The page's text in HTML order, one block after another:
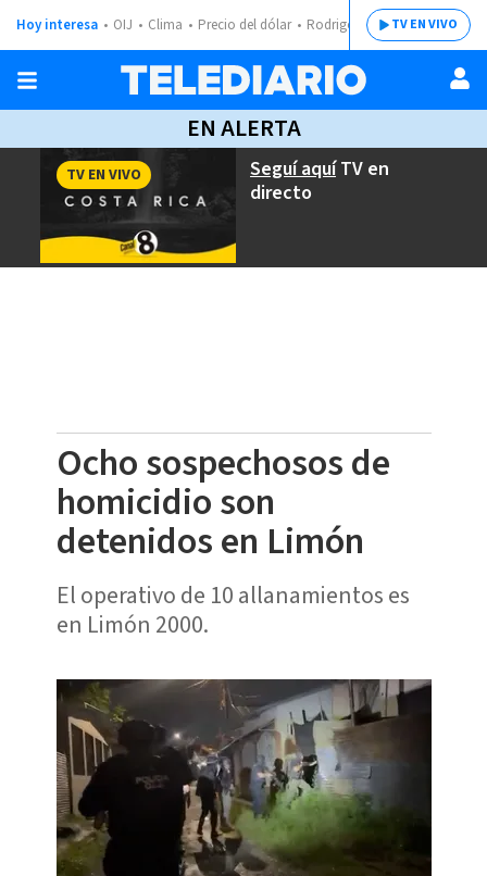
Hoy interesa OIJ Clima Precio del dólar Rodrigo ChavesTV EN VIVO
EN ALERTA
Seguí aquíTV en
directo
TV EN VIVO
Ocho sospechosos de
homicidio son
detenidos en Limón
El operativo de 10 allanamientos es
en Limón 2000.